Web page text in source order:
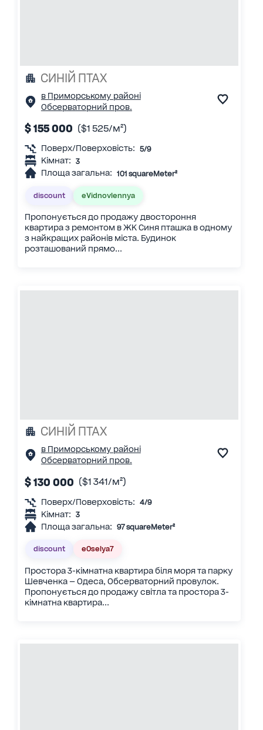
СИНІЙ ПТАХ
в Приморському районі
Обсерваторний пров.
$ 155 000 ($1 525/м²)
Поверх/Поверховість: 5/9
Кімнат: 3
Площа загальна: 101 squareMeter²
discount eVidnovlennya
Пропонується до продажу двостороння
квартира з ремонтом в ЖК Синя пташка в одному
з найкращих районів міста. Будинок
розташований прямо...
СИНІЙ ПТАХ
в Приморському районі
Обсерваторний пров.
$ 130 000 ($1 341/м²)
Поверх/Поверховість: 4/9
Кімнат: 3
Площа загальна: 97 squareMeter²
discount eOselya7
Простора 3-кімнатна квартира біля моря та парку
Шевченка — Одеса, Обсерваторний провулок.
Пропонується до продажу світла та простора 3-
кімнатна квартира...